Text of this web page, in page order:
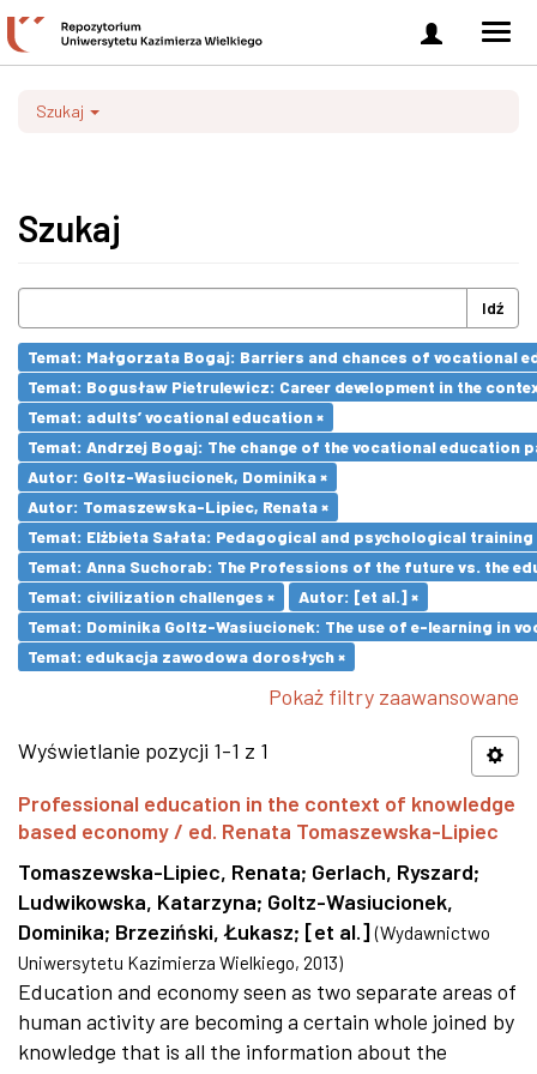
Zaloguj
się
Szukaj
Szukaj
Idź
Temat: Małgorzata Bogaj: Barriers and chances of vocational
Temat: Bogusław Pietrulewicz: Career development in the
Temat: adults’ vocational education ×
Temat: Andrzej Bogaj: The change of the vocational education
Autor: Goltz-Wasiucionek, Dominika ×
Autor: Tomaszewska-Lipiec, Renata ×
Temat: Elżbieta Sałata: Pedagogical and psychological
Temat: Anna Suchorab: The Professions of the future vs. the
Temat: civilization challenges ×
Autor: [et al.] ×
Temat: Dominika Goltz-Wasiucionek: The use of e-learning in
Temat: edukacja zawodowa dorosłych ×
Pokaż filtry zaawansowane
Wyświetlanie pozycji 1-1 z 1
Professional education in the context of knowledge
based economy / ed. Renata Tomaszewska-Lipiec
Tomaszewska-Lipiec, Renata; Gerlach, Ryszard;
Ludwikowska, Katarzyna; Goltz-Wasiucionek,
Dominika; Brzeziński, Łukasz; [et al.] (Wydawnictwo
Uniwersytetu Kazimierza Wielkiego, 2013)
Education and economy seen as two separate areas of
human activity are becoming a certain whole joined by
knowledge that is all the information about the